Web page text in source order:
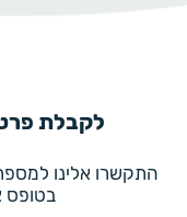
לקבלת
בטופס